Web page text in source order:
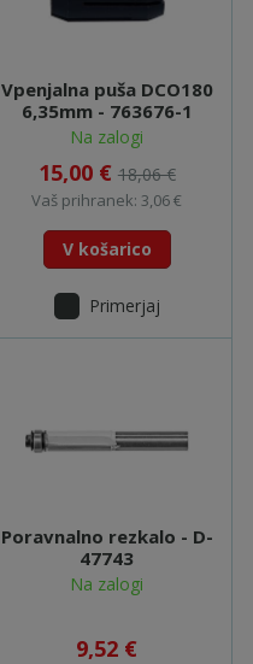
Vpenjalna puša DCO180
6,35mm - 763676-1
Na zalogi
15,00 € 18,06 €
Vaš prihranek: 3,06 €
V košarico
Primerjaj
Poravnalno rezkalo - D-
47743
Na zalogi
9,52 €